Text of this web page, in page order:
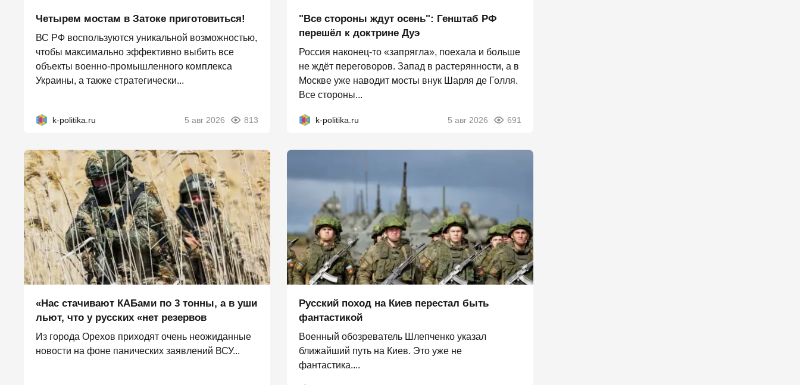
Четырем мостам в Затоке приготовиться!
ВС РФ воспользуются уникальной возможностью,
чтобы максимально эффективно выбить все
объекты военно-промышленного комплекса
Украины, а также стратегически...
k-politika.ru 5 авг 2026 813
"Все стороны ждут осень": Генштаб РФ
перешёл к доктрине Дуэ
Россия наконец-то «запрягла», поехала и больше
не ждёт переговоров. Запад в растерянности, а в
Москве уже наводит мосты внук Шарля де Голля.
Все стороны...
k-politika.ru 5 авг 2026 691
«Нас стачивают КАБами по 3 тонны, а в уши
льют, что у русских «нет резервов
Из города Орехов приходят очень неожиданные
новости на фоне панических заявлений ВСУ...
Русский поход на Киев перестал быть
фантастикой
Военный обозреватель Шлепченко указал
ближайший путь на Киев. Это уже не
фантастика....